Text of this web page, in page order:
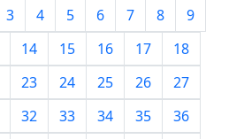
3 4 5 6 7 8
9
14 15 16 17
18
23 24 25 26
27
32 33 34 35
36